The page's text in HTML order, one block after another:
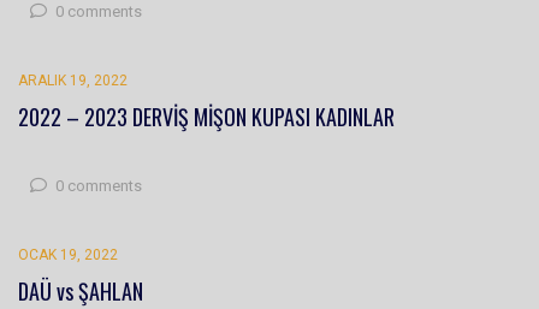
0 comments
ARALIK 19, 2022
2022 – 2023 DERVİŞ MİŞON KUPASI KADINLAR
0 comments
OCAK 19, 2022
DAÜ vs ŞAHLAN